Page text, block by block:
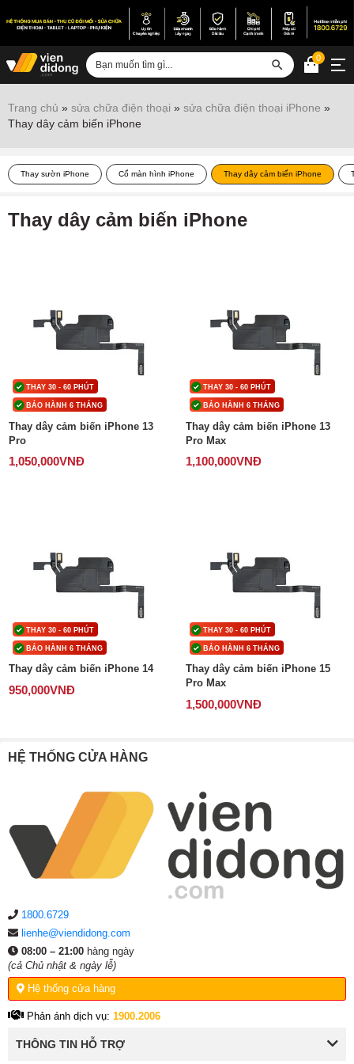
Sửa iPhone
Sửa iPad
Sửa chữa thiết bị khác
Hệ thống:
Tổng đài:
Đặt lịch ngay
0
Trang chủ » sửa chữa điện thoại » sửa chữa điện thoại iPhone »
Thay dây cảm biến iPhone
Thay sườn iPhone Cổ màn hình iPhone Thay dây cảm biến iPhone
Thay dây cảm biến iPhone
THAY 30 - 60 PHÚT
BẢO HÀNH 6 THÁNG
Thay dây cảm biến iPhone 13
Pro
1,050,000VNĐ
THAY 30 - 60 PHÚT
BẢO HÀNH 6 THÁNG
Thay dây cảm biến iPhone 13
Pro Max
1,100,000VNĐ
THAY 30 - 60 PHÚT
BẢO HÀNH 6 THÁNG
Thay dây cảm biến iPhone 14
950,000VNĐ
THAY 30 - 60 PHÚT
BẢO HÀNH 6 THÁNG
Thay dây cảm biến iPhone 15
Pro Max
1,500,000VNĐ
HỆ THỐNG CỬA HÀNG
1800.6729
lienhe@viendidong.com
08:00 – 21:00 hàng ngày
(cả Chủ nhật & ngày lễ)
Hệ thống cửa hàng
Phản ánh dịch vụ: 1900.2006
THÔNG TIN HỖ TRỢ